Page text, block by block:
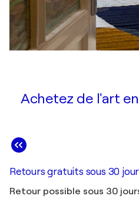
Achetez de l'art
Retours gratuits sous 30
Retour possible sous 30